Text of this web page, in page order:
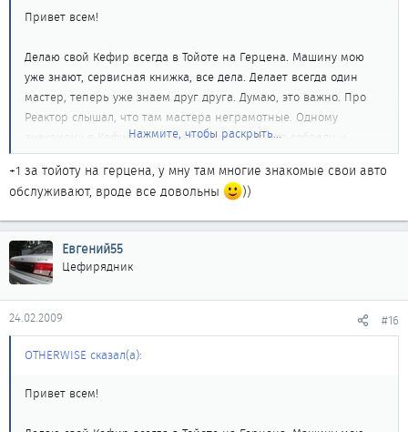
Привет всем!
Делаю свой Кефир всегда в Тойоте на Герцена. Машину мою
уже знают, сервисная книжка, все дела. Делает всегда один
мастер, теперь уже знаем друг друга. Думаю, это важно. Про
Реактор слышал, что там мастера неграмотные. Одному
знакомому в Кефире тоже неправильно что-то собрали и
сгорелов итоге там что-то у него под капотом). Цены весьма
приемлемые! Если интересует - могу выложить ценники за то,
что я у них делал.
Нажмите, чтобы раскрыть...
+1 за тойоту на герцена, у мну там многие знакомые свои авто
обслуживают, вроде все довольны
))
Евгений55
Цефирядник
24.02.2009 #16
OTHERWISE сказал(а):
Привет всем!